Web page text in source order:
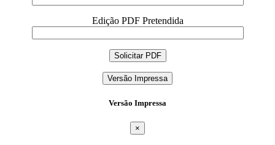
Edição PDF Pretendida
Versão Impressa
Versão Impressa
×